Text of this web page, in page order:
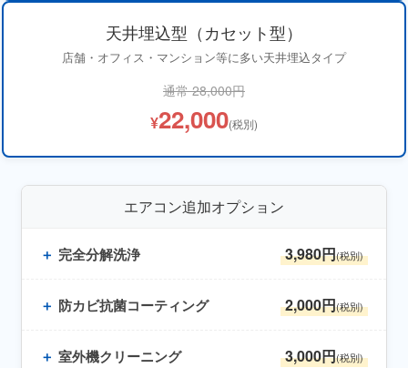
天井埋込型（カセット型）
店舗・オフィス・マンション等に多い天井埋込タイプ
通常 28,000円
¥22,000(税別)
エアコン追加オプション
＋ 完全分解洗浄 3,980円(税別)
＋ 防カビ抗菌コーティング 2,000円(税別)
＋ 室外機クリーニング 3,000円(税別)